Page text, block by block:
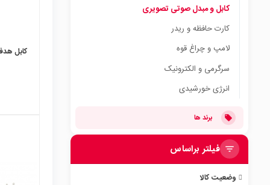
کابل و مبدل صوتی تصویری
کارت حافظه و ریدر
لامپ و چراغ قوه
سرگرمی و الکترونیک
انرژی خورشیدی
برند ها
فیلتر براساس
وضعیت کالا
کابل هدفون 2